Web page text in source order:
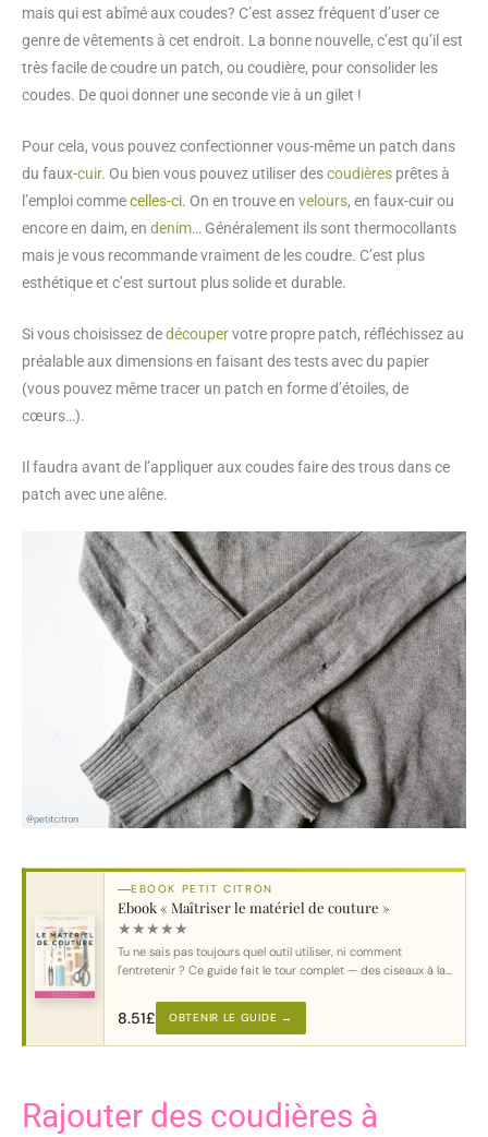
mais qui est abîmé aux coudes? C’est assez fréquent d’user ce
genre de vêtements à cet endroit. La bonne nouvelle, c’est qu’il est
très facile de coudre un patch, ou coudière, pour consolider les
coudes. De quoi donner une seconde vie à un gilet !
Pour cela, vous pouvez confectionner vous-même un patch dans
du faux-cuir. Ou bien vous pouvez utiliser descoudières prêtes à
l’emploi commecelles-ci. On en trouve en velours, en faux-cuir ou
encore en daim, en denim… Généralement ils sont thermocollants
mais je vous recommande vraiment de les coudre. C’est plus
esthétique et c’est surtout plus solide et durable.
Si vous choisissez dedécoupervotre propre patch, réfléchissez au
préalable aux dimensions en faisant des tests avec du papier
(vous pouvez même tracer un patch en forme d’étoiles, de
cœurs…).
Il faudra avant de l’appliquer aux coudes faire des trous dans ce
patch avec une alêne.
EBOOK PETIT CITRON
Ebook « Maîtriser le matériel de couture »
★★★★★
Tu ne sais pas toujours quel outil utiliser, ni comment
l'entretenir ? Ce guide fait le tour complet — des ciseaux à la
8.51£ OBTENIR LE GUIDE →
Rajouter des coudières à